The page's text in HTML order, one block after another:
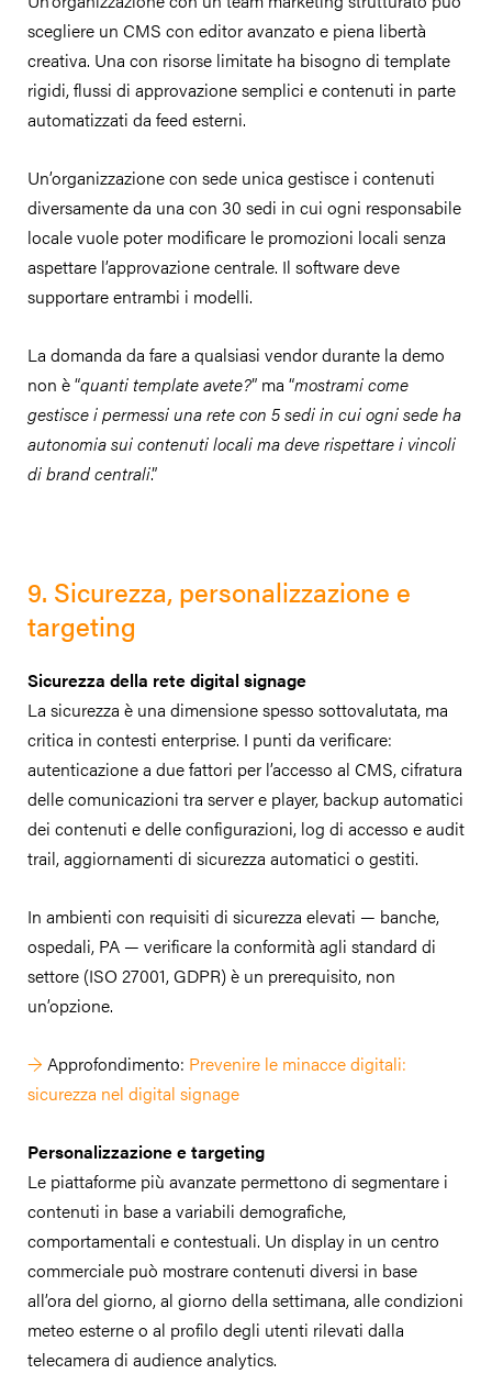
scegliere un CMS con editor avanzato e piena libertà
creativa. Una con risorse limitate ha bisogno di template
rigidi, flussi di approvazione semplici e contenuti in parte
automatizzati da feed esterni.
Un’organizzazione con sede unica gestisce i contenuti
diversamente da una con 30 sedi in cui ogni responsabile
locale vuole poter modificare le promozioni locali senza
aspettare l’approvazione centrale. Il software deve
supportare entrambi i modelli.
La domanda da fare a qualsiasi vendor durante la demo
non è “quanti template avete?” ma “mostrami come
gestisce i permessi una rete con 5 sedi in cui ogni sede ha
autonomia sui contenuti locali ma deve rispettare i vincoli
di brand centrali.”
9. Sicurezza, personalizzazione e
targeting
Sicurezza della rete digital signage
La sicurezza è una dimensione spesso sottovalutata, ma
critica in contesti enterprise. I punti da verificare:
autenticazione a due fattori per l’accesso al CMS, cifratura
delle comunicazioni tra server e player, backup automatici
dei contenuti e delle configurazioni, log di accesso e audit
trail, aggiornamenti di sicurezza automatici o gestiti.
In ambienti con requisiti di sicurezza elevati — banche,
ospedali, PA — verificare la conformità agli standard di
settore (ISO 27001, GDPR) è un prerequisito, non
un’opzione.
→ Approfondimento: Prevenire le minacce digitali:
sicurezza nel digital signage
Personalizzazione e targeting
Le piattaforme più avanzate permettono di segmentare i
contenuti in base a variabili demografiche,
comportamentali e contestuali. Un display in un centro
commerciale può mostrare contenuti diversi in base
all’ora del giorno, al giorno della settimana, alle condizioni
meteo esterne o al profilo degli utenti rilevati dalla
telecamera di audience analytics.